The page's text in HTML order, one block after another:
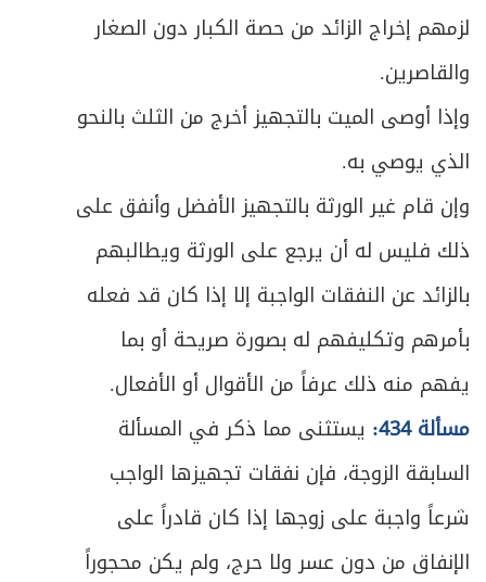
لزمهم إخراج الزائد من حصة الكبار دون الصغار
والقاصرين.
وإذا أوصى الميت بالتجهيز أخرج من الثلث بالنحو
الذي يوصي به.
وإن قام غير الورثة بالتجهيز الأفضل وأنفق على
ذلك فليس له أن يرجع على الورثة ويطالبهم
بالزائد عن النفقات الواجبة إلا إذا كان قد فعله
بأمرهم وتكليفهم له بصورة صريحة أو بما
يفهم منه ذلك عرفاً من الأقوال أو الأفعال.
مسألة 434:
يستثنى مما ذكر في المسألة
السابقة الزوجة، فإن نفقات تجهيزها الواجب
شرعاً واجبة على زوجها إذا كان قادراً على
الإنفاق من دون عسر ولا حرج، ولم يكن محجوراً